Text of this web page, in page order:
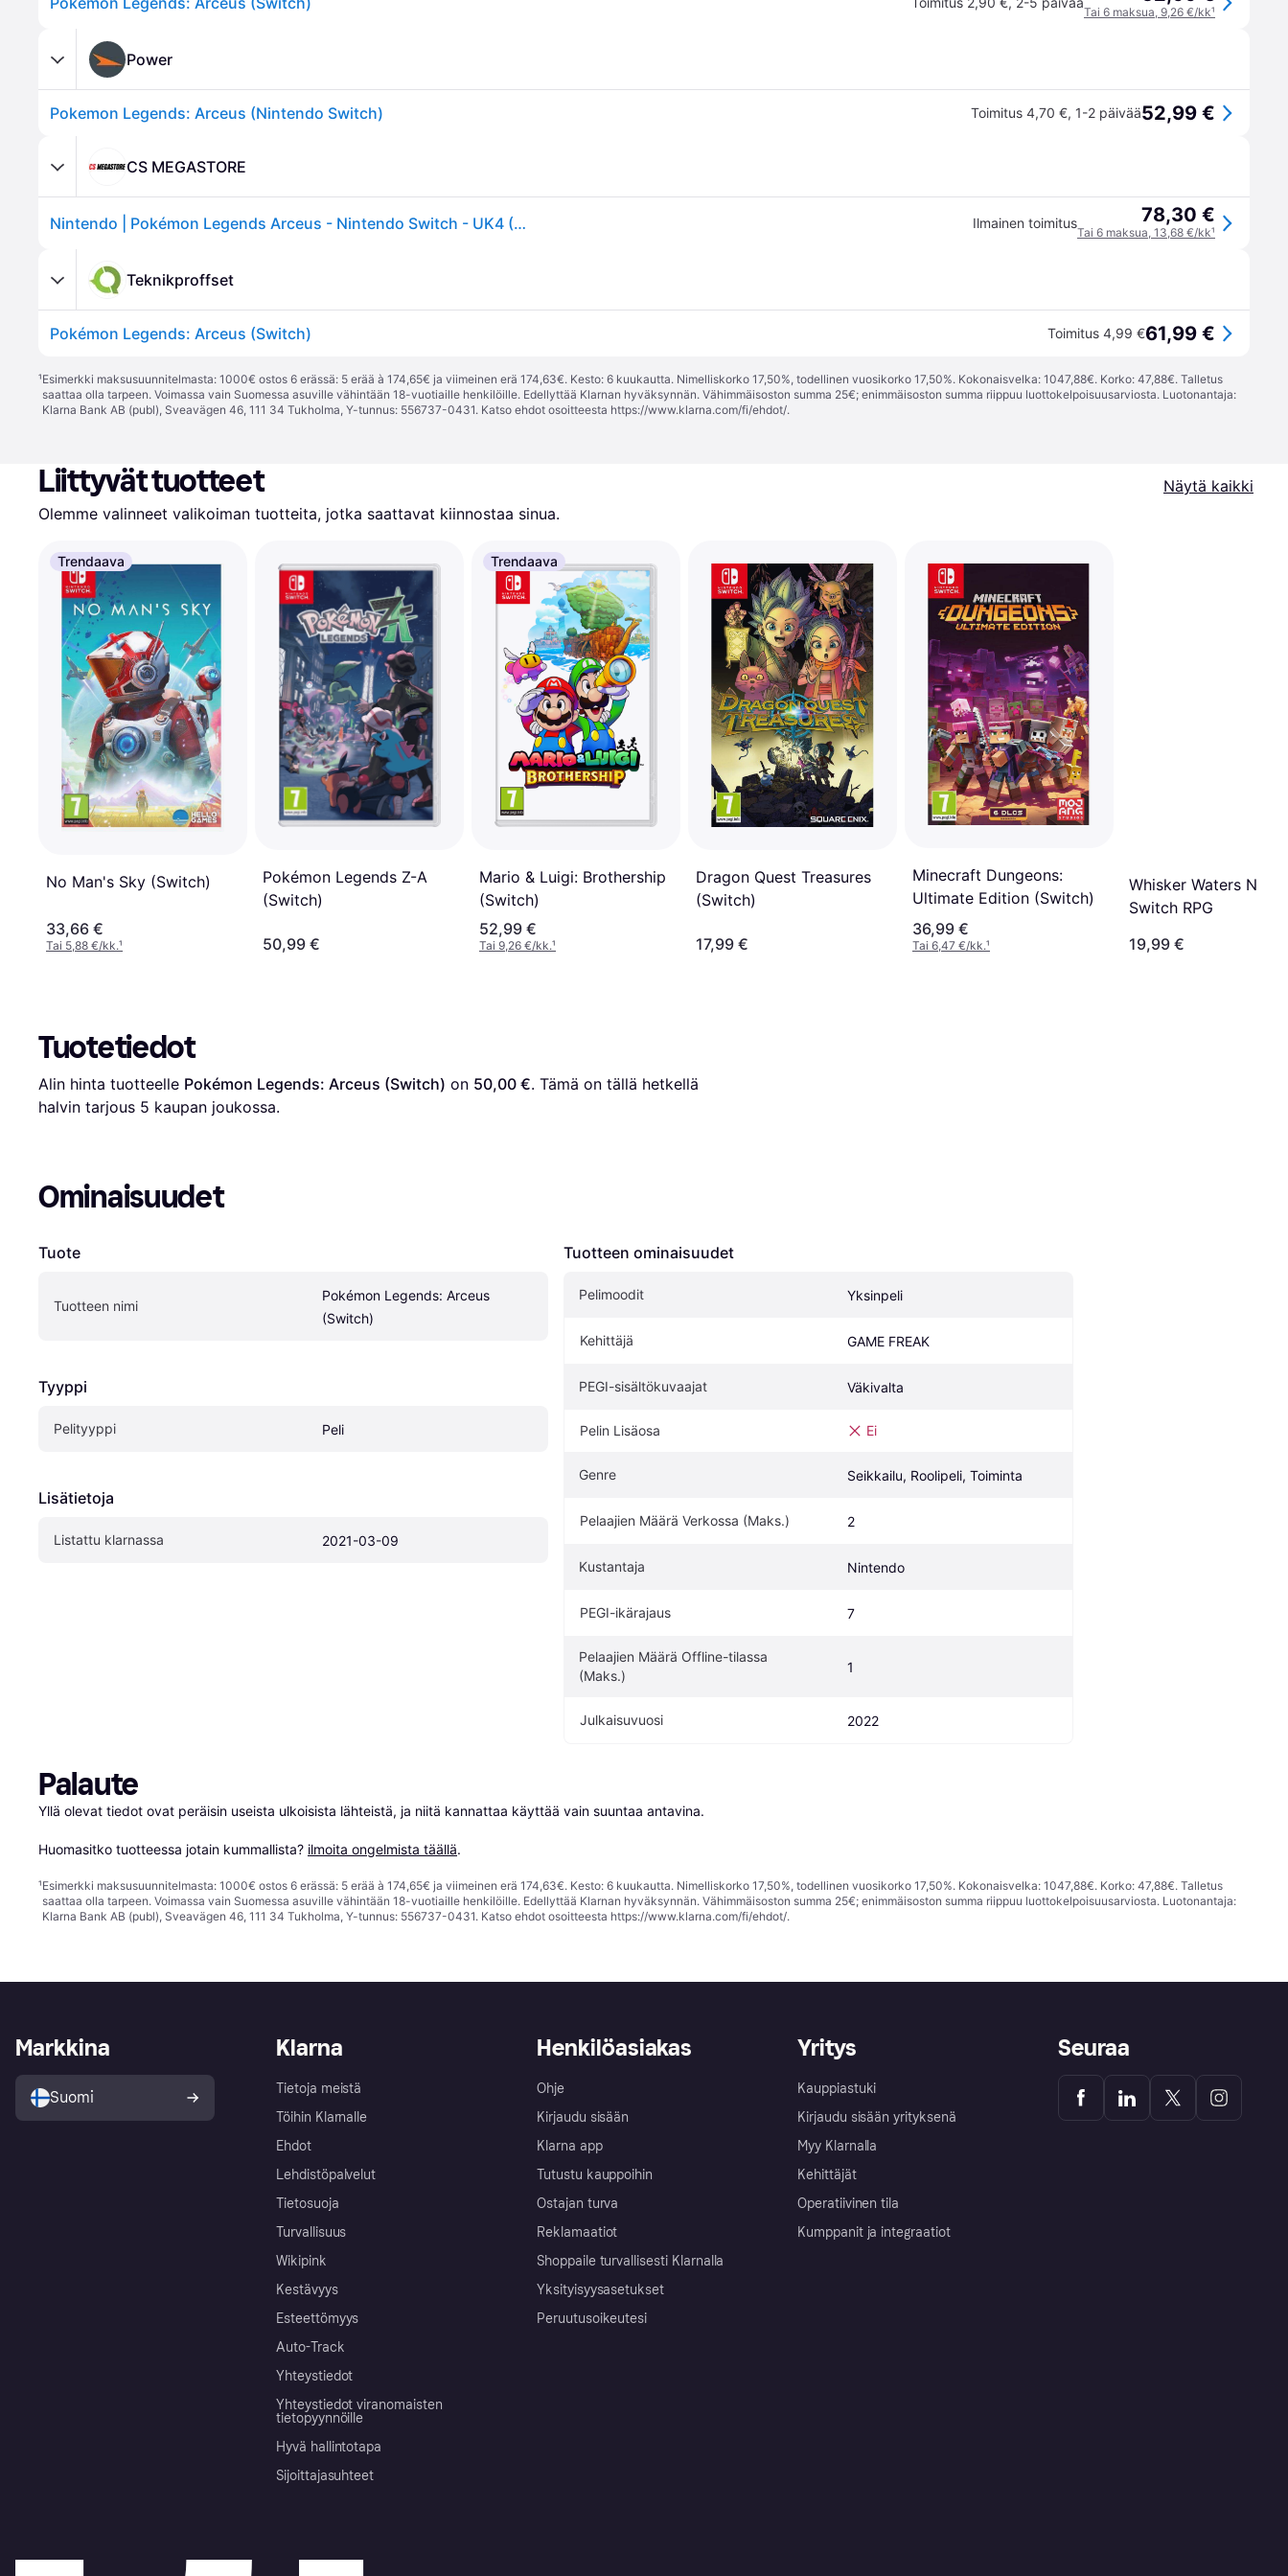
Tai 6 maksua, 9,26 €/kk¹
Power
Pokemon Legends: Arceus (Nintendo Switch) Toimitus 4,70 €, 1-2 päivää52,99 €
CS MEGASTORE
Nintendo | Pokémon Legends Arceus - Nintendo Switch - UK4 (Nordisk-kansi) Ilmainen toimitus 78,30 €
Tai 6 maksua, 13,68 €/kk¹
Teknikproffset
Pokémon Legends: Arceus (Switch) Toimitus 4,99 €61,99 €
¹Esimerkki maksusuunnitelmasta: 1000€ ostos 6 erässä: 5 erää à 174,65€ ja viimeinen erä 174,63€. Kesto: 6 kuukautta. Nimelliskorko 17,50%, todellinen vuosikorko 17,50%. Kokonaisvelka: 1047,88€. Korko: 47,88€. Talletus
saattaa olla tarpeen. Voimassa vain Suomessa asuville vähintään 18-vuotiaille henkilöille. Edellyttää Klarnan hyväksynnän. Vähimmäisoston summa 25€; enimmäisoston summa riippuu luottokelpoisuusarviosta. Luotonantaja:
Klarna Bank AB (publ), Sveavägen 46, 111 34 Tukholma, Y-tunnus: 556737-0431. Katso ehdot osoitteesta https://www.klarna.com/fi/ehdot/.
Liittyvät tuotteet
Näytä kaikki
Olemme valinneet valikoiman tuotteita, jotka saattavat kiinnostaa sinua.
Trendaava
No Man's Sky (Switch)
33,66 €
Tai 5,88 €/kk.¹
Pokémon Legends Z-A
(Switch)
50,99 €
Trendaava
Mario & Luigi: Brothership
(Switch)
52,99 €
Tai 9,26 €/kk.¹
Dragon Quest Treasures
(Switch)
17,99 €
Minecraft Dungeons:
Ultimate Edition (Switch)
36,99 €
Tai 6,47 €/kk.¹
Whisker Waters
Switch RPG
19,99 €
Tuotetiedot
Alin hinta tuotteelle Pokémon Legends: Arceus (Switch) on 50,00 €. Tämä on tällä hetkellä
halvin tarjous 5 kaupan joukossa.
Ominaisuudet
Tuote
Tuotteen nimi
Pokémon Legends: Arceus
(Switch)
Tyyppi
Pelityyppi Peli
Lisätietoja
Listattu klarnassa 2021-03-09
Tuotteen ominaisuudet
Pelimoodit Yksinpeli
Kehittäjä GAME FREAK
PEGI-sisältökuvaajat Väkivalta
Pelin Lisäosa Ei
Genre Seikkailu, Roolipeli, Toiminta
Pelaajien Määrä Verkossa (Maks.) 2
Kustantaja Nintendo
PEGI-ikärajaus 7
Pelaajien Määrä Offline-tilassa
(Maks.)
1
Julkaisuvuosi 2022
Palaute
Yllä olevat tiedot ovat peräisin useista ulkoisista lähteistä, ja niitä kannattaa käyttää vain suuntaa antavina.
Huomasitko tuotteessa jotain kummallista? ilmoita ongelmista täällä.
¹Esimerkki maksusuunnitelmasta: 1000€ ostos 6 erässä: 5 erää à 174,65€ ja viimeinen erä 174,63€. Kesto: 6 kuukautta. Nimelliskorko 17,50%, todellinen vuosikorko 17,50%. Kokonaisvelka: 1047,88€. Korko: 47,88€. Talletus
saattaa olla tarpeen. Voimassa vain Suomessa asuville vähintään 18-vuotiaille henkilöille. Edellyttää Klarnan hyväksynnän. Vähimmäisoston summa 25€; enimmäisoston summa riippuu luottokelpoisuusarviosta. Luotonantaja:
Klarna Bank AB (publ), Sveavägen 46, 111 34 Tukholma, Y-tunnus: 556737-0431. Katso ehdot osoitteesta https://www.klarna.com/fi/ehdot/.
Klarna
Tietoja meistä
Töihin Klarnalle
Ehdot
Lehdistöpalvelut
Tietosuoja
Turvallisuus
Wikipink
Kestävyys
Esteettömyys
Auto-Track
Yhteystiedot
Yhteystiedot viranomaisten
tietopyynnöille
Hyvä hallintotapa
Sijoittajasuhteet
Henkilöasiakas
Ohje
Kirjaudu sisään
Klarna app
Tutustu kauppoihin
Ostajan turva
Reklamaatiot
Shoppaile turvallisesti Klarnalla
Yksityisyysasetukset
Peruutusoikeutesi
Yritys
Kauppiastuki
Kirjaudu sisään yrityksenä
Myy Klarnalla
Kehittäjät
Operatiivinen tila
Kumppanit ja integraatiot
Markkina
Suomi
Seuraa